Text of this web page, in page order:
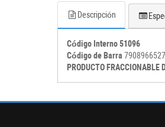
Descripción
Código Interno 51096
Código de Barra
PRODUCTO FRACCIONABLE